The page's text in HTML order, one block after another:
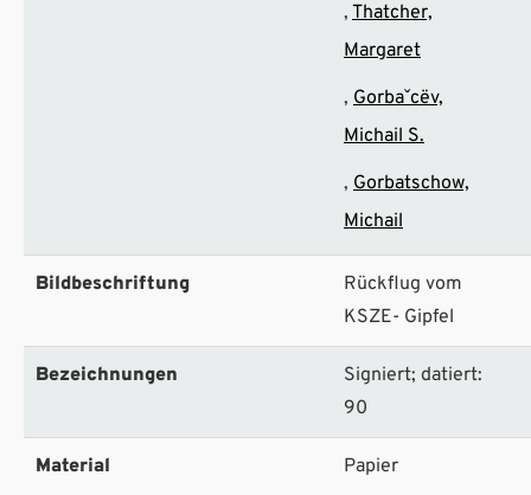
Thatcher,
Margaret
Gorbaˇcëv,
Michail S.
Gorbatschow,
Michail
Bildbeschriftung
Rückflug vom
KSZE- Gipfel
Bezeichnungen
Signiert; datiert:
90
Material Papier